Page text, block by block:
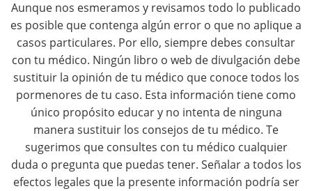
a
g
Aunque nos esmeramos y revisamos todo lo publicado
es posible que contenga algún error o que no aplique a
casos particulares. Por ello, siempre debes consultar
con tu médico. Ningún libro o web de divulgación debe
sustituir la opinión de tu médico que conoce todos los
pormenores de tu caso. Esta información tiene como
único propósito educar y no intenta de ninguna
manera sustituir los consejos de tu médico. Te
sugerimos que consultes con tu médico cualquier
duda o pregunta que puedas tener. Señalar a todos los
efectos legales que la presente información podría ser